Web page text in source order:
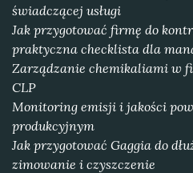
świadczącej usługi
Jak przygotować firmę do
praktyczna checklista dla
Zarządzanie chemikaliami w
CLP
Monitoring emisji i jakości
produkcyjnym
Jak przygotować Gaggia do
zimowanie i czyszczenie